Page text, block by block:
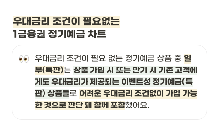
우대금리 조건이 필요없는
1금융권 정기예금 차트
우대금리 조건이 필요 없는 정기예금 상품 중 일
부(특판)는 상품 가입 시 또는 만기 시 기존 고객에
게도 우대금리가 제공되는 이벤트성 정기예금(특
판) 상품들로 어려운 우대금리 조건없이 가입 가능
한 것으로 판단 돼 함께 포함했어요.